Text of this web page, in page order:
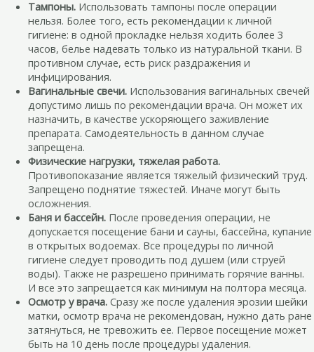
Тампоны. Использовать тампоны после операции
нельзя. Более того, есть рекомендации к личной
гигиене: в одной прокладке нельзя ходить более 3
часов, белье надевать только из натуральной ткани. В
противном случае, есть риск раздражения и
инфицирования.
Вагинальные свечи. Использования вагинальных свечей
допустимо лишь по рекомендации врача. Он может их
назначить, в качестве ускоряющего заживление
препарата. Самодеятельность в данном случае
запрещена.
Физические нагрузки, тяжелая работа.
Противопоказание является тяжелый физический труд.
Запрещено поднятие тяжестей. Иначе могут быть
осложнения.
Баня и бассейн. После проведения операции, не
допускается посещение бани и сауны, бассейна, купание
в открытых водоемах. Все процедуры по личной
гигиене следует проводить под душем (или струей
воды). Также не разрешено принимать горячие ванны.
И все это запрещается как минимум на полтора месяца.
Осмотр у врача. Сразу же после удаления эрозии шейки
матки, осмотр врача не рекомендован, нужно дать ране
затянуться, не тревожить ее. Первое посещение может
быть на 10 день после процедуры удаления.